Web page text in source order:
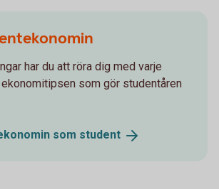
har du att röra dig med varje
ekonomitipsen som gör studentåren
som student